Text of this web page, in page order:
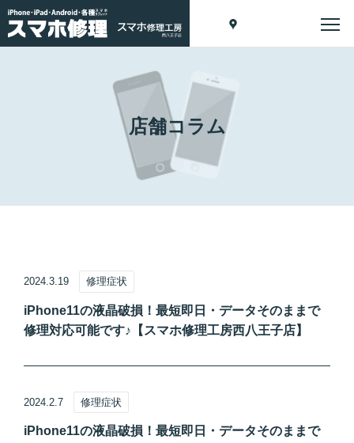
店舗コラム
2024.3.19 修理症状
iPhone11の液晶破損！最短即日・データそのままで
修理対応可能です♪【スマホ修理工房西八王子店】
2024.2.7 修理症状
iPhone11の液晶破損！最短即日・データそのままで